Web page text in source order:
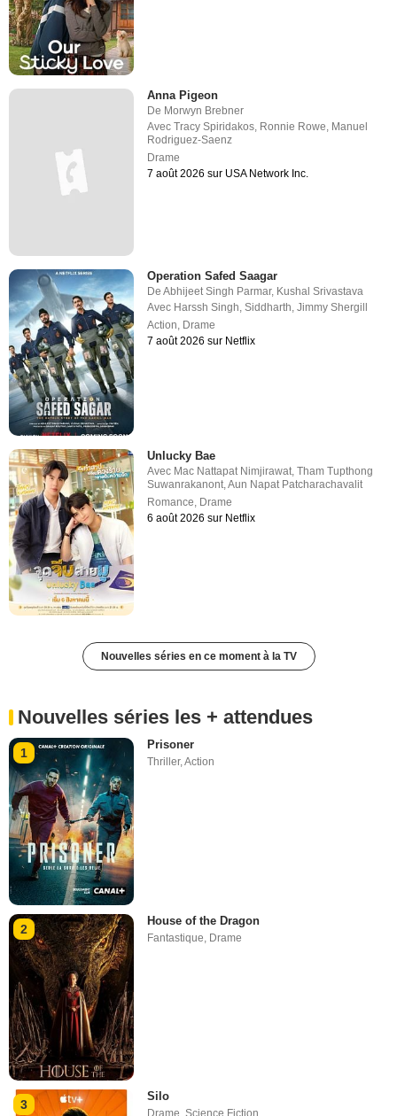
Anna Pigeon
De Morwyn Brebner
AvecTracy Spiridakos, Ronnie Rowe, Manuel
Rodriguez-Saenz
Drame
7 août 2026 sur USA Network Inc.
Operation Safed Saagar
DeAbhijeet Singh Parmar, Kushal Srivastava
Avec Harssh Singh ,Siddharth ,Jimmy Shergill
Action Drame
7 août 2026 sur Netflix
Unlucky Bae
Avec Mac Nattapat Nimjirawat,Tham Tupthong
Suwanrakanont,Aun Napat Patcharachavalit
Romance, Drame
6 août 2026 sur Netflix
Nouvelles séries en ce moment à la TV
Nouvelles séries les + attendues
1
Prisoner
Thriller,Action
2
House of the Dragon
Fantastique Drame
3
Silo
Drame ,Science Fiction